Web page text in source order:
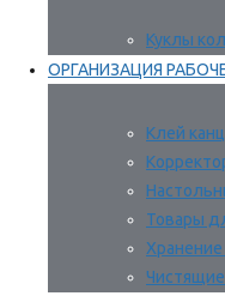
Куклы
ОРГАНИЗАЦИЯ
Клей
Товары